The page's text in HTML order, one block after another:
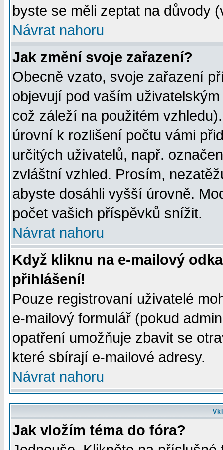
byste se měli zeptat na důvody
Návrat nahoru
Jak změní svoje zařazení?
Obecně vzato, svoje zařazení
objevují pod vaším
což záleží na použitém
úrovní k rozlišení počtu vámi
určitých uživatelů, např.
zvláštní vzhled. Prosím,
abyste dosáhli vyšší úrovně.
počet vašich příspěvků snížit.
Návrat nahoru
Když kliknu na e-mailový
přihlášení!
Pouze registrovaní uživatelé
e-mailový formulář (pokud
opatření umožňuje zbavit se
které sbírají e-mailové adresy.
Návrat nahoru
Jak vložím téma do fóra?